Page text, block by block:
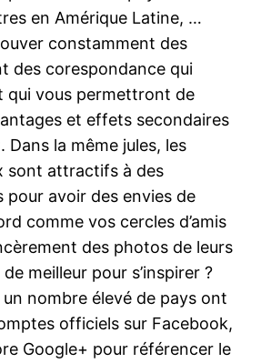
en Amérique Latine, …
constamment des
des corespondance qui
qui vous permettront de
et effets secondaires
Dans la même jules, les
sont attractifs à des
pour avoir des envies de
comme vos cercles d’amis
des photos de leurs
meilleur pour s’inspirer ?
nombre élevé de pays ont
officiels sur Facebook,
Google+ pour référencer le